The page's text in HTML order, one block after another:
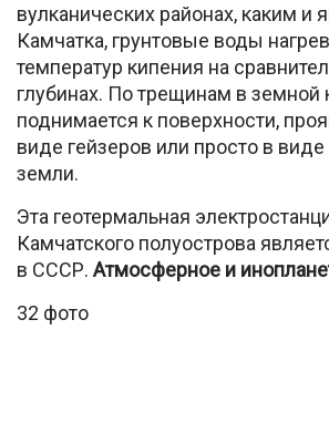
вулканических районах, каким и
Камчатка, грунтовые воды
температур кипения на
глубинах. По трещинам в земной
поднимается к поверхности,
виде гейзеров или просто в
земли.
Эта геотермальная
Камчатского полуострова
в СССР. Атмосферное и
32 фото